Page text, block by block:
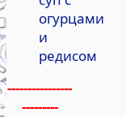
огурцами
и
редисом
----------------
---------